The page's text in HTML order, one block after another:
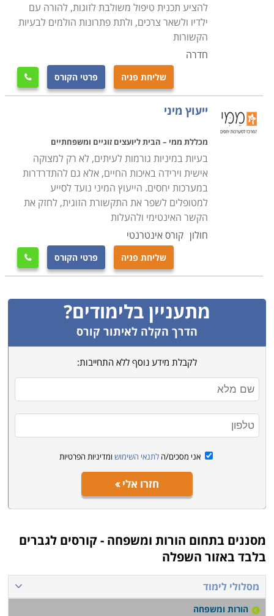
במדינת ישראל ניתן כיום למצוא מגוון נרחב של קורסים
העוסקים במגוון תחומים הקשורים בהורות ומשפחה. בין
הבולטים בהם אפשר למנות את סמינר הקיבוצים, מכון לנדר
בירושלים, אוניברסיטת תל אביב ועוד מרכזים אחרים פרטיים
כמו גם מכללות ואוניברסיטאות המציעות מגוון רחב של
קורסים בתחום. לימודים אלו כוללים מגוון נרחב של תחומים
שונים המתאימים לקבוצות אוכלוסיה שונות. כך, ישנם
קורסים לקהל מטפלים, בין אם מדובר במטפלים מוסדיים או
פרטיים. קורסים אחרים מיועדים ספציפית להורים ומשמשים
להעשרה, ולפיתוח מיומנויות שונות הנדרשות מהם.
הדרכות אלו נועדו להקנות ידע, ביטחון עצמי וסל כלים עשיר
ככל הניתן הן בתוך המסגרת המשפחתית והן במסגרות
הטיפול השונות. קורסי הורות ומשפחה מתקיימים במוקדים
שונים ברחבי הארץ, ביניהם: חיפה, ירושלים, תל אביב,
להציע תכנית טיפול משולבת לזוגות, להורה עם
ילדיו ולשאר צרכים, ולתת פתרונות הולמים לבעיות
הקשורות
חדרה
שליחת פניה פרטי הקורס 
ייעוץ מיני
מכללת ממי – הבית ליועצים זוגיים ומשפחתיים
בעיות במיניות גורמות לעיתים, לא רק למצוקה
אישית וירידה באיכות החיים, אלא גם להתדרדרות
במערכות יחסים. הייעוץ המיני נועד לסייע
למטופלים לשפר את התקשורת הזוגית, לחזק את
הקשר האינטימי ולהעלות
חולון קורס אינטרנטי
שליחת פניה פרטי הקורס 
מתעניין בלימודים?
הדרך הקלה לאיתור קורס
לקבלת מידע נוסף ללא התחייבות:
אני מסכים/ה לתנאי השימוש ומדיניות הפרטיות
חזרו אלי
מסננים בתחום הורות ומשפחה - קורסים לגברים
בלבד באזור השפלה
מסלולי לימוד
הורות ומשפחה